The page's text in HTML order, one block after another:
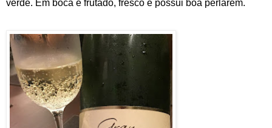
verde. Em boca é frutado, fresco e possui boa perlarem.